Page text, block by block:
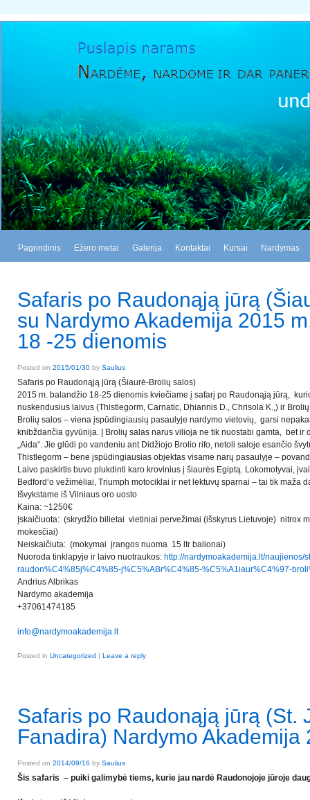
Pagrindinis Ežero metai Galerija Kontaktai Kursai Nardymas
Safaris po Raudonąją jūrą
su Nardymo Akademija 2015
18 -25 dienomis
Posted on 2015/01/30 by Saulius
Safaris po Raudonąją jūrą (Šiaurė-Brolių salos)
2015 m. balandžio 18-25 dienomis kviečiame į safarį po Raudonąją jūrą,
nuskendusius laivus (Thistlegorm, Carnatic, Dhiannis D., Chrisola K.,) ir
Brolių salos – viena įspūdingiausių pasaulyje nardymo vietovių, garsi
knibždančia gyvūnija. Į Brolių salas narus vilioja ne tik nuostabi gamta, bet ir
„Aida“. Jie glūdi po vandeniu ant Didžiojo Brolio rifo, netoli saloje esančio
Thistlegorm – bene įspūdingiausias objektas visame narų pasaulyje –
Laivo paskirtis buvo plukdinti karo krovinius į šiaurės Egiptą. Lokomotyvai,
Bedford‘o vežimėliai, Triumph motociklai ir net lėktuvų sparnai – tai tik maža
Išvykstame iš Vilniaus oro uosto
Kaina: ~1250€
Įskaičiuota: (skrydžio bilietai vietiniai pervežimai (išskyrus Lietuvoje) nitrox
mokesčiai)
Neiskaičiuta: (mokymai įrangos nuoma 15 ltr balionai)
Nuoroda tinklapyje ir laivo nuotraukos: http://nardymoakademija.lt/naujienos/
raudon%C4%85j%C4%85-j%C5%ABr%C4%85-%C5%A1iaur%C4%97-
Andrius Albrikas
Nardymo akademija
+37061474185
info@nardymoakademija.lt
Posted in Uncategorized | Leave a reply
Safaris po Raudonąją jūrą (St.
Fanadira) Nardymo Akademija
Posted on 2014/09/16 by Saulius
Šis safaris – puiki galimybė tiems, kurie jau nardė Raudonojoje jūroje